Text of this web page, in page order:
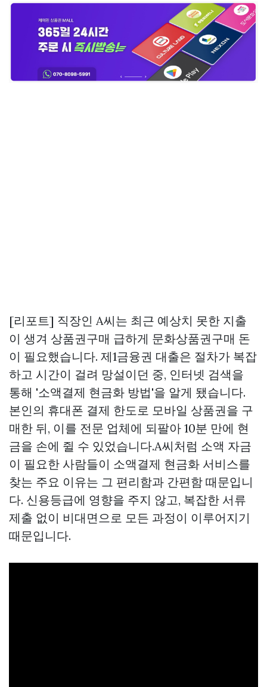
[리포트] 직장인 A씨는 최근 예상치 못한 지출
이 생겨 상품권구매 급하게 문화상품권구매 돈
이 필요했습니다. 제1금융권 대출은 절차가 복잡
하고 시간이 걸려 망설이던 중, 인터넷 검색을
통해 '소액결제 현금화 방법'을 알게 됐습니다.
본인의 휴대폰 결제 한도로 모바일 상품권을 구
매한 뒤, 이를 전문 업체에 되팔아 10분 만에 현
금을 손에 쥘 수 있었습니다.A씨처럼 소액 자금
이 필요한 사람들이 소액결제 현금화 서비스를
찾는 주요 이유는 그 편리함과 간편함 때문입니
다. 신용등급에 영향을 주지 않고, 복잡한 서류
제출 없이 비대면으로 모든 과정이 이루어지기
때문입니다.